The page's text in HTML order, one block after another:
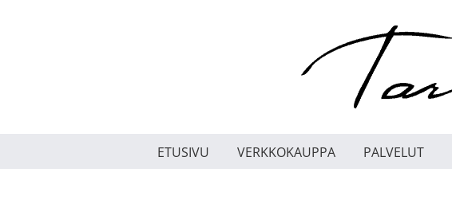
ETUSIVU VERKKOKAUPPA PALVELUT